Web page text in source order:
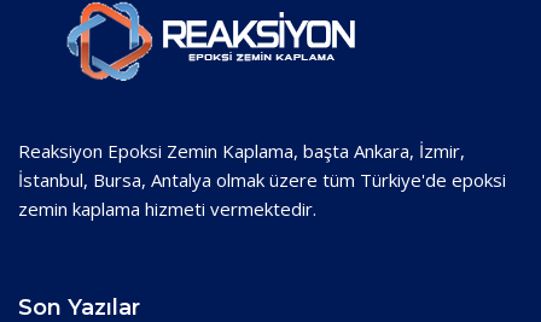
Reaksiyon Epoksi Zemin Kaplama, başta Ankara, İzmir,
İstanbul, Bursa, Antalya olmak üzere tüm Türkiye'de epoksi
zemin kaplama hizmeti vermektedir.
Son Yazılar